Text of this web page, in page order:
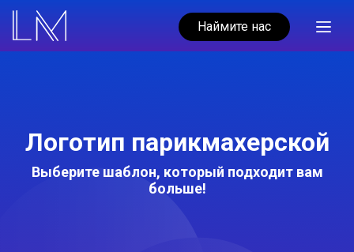
Наймите нас
Логотип парикмахерской
Выберите шаблон, который подходит вам
больше!